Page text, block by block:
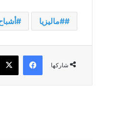
‫#‏ماليزيا‬
شاركها